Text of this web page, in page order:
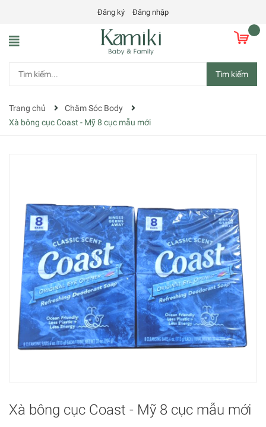
Đăng ký Đăng nhập
Tìm kiếm
Trang chủ
Chăm Sóc Body
Xà bông cục Coast - Mỹ 8 cục mẫu mới
Xà bông cục Coast - Mỹ 8 cục mẫu mới